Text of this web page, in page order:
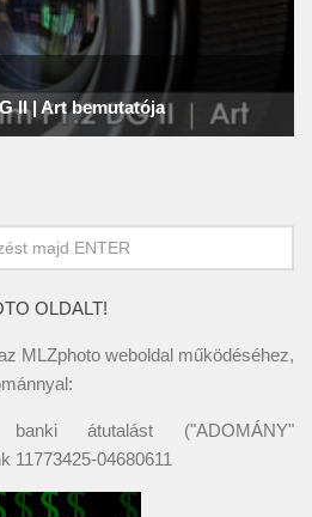
OLDALT!
MLZphoto weboldal működéséhez,
átutalást ("ADOMÁNY"
11773425-04680611